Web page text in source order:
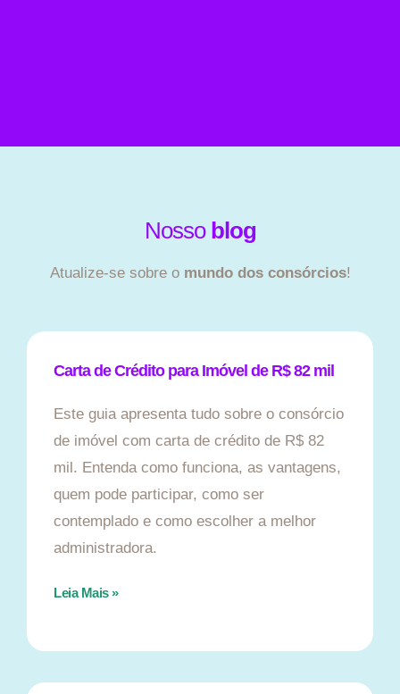
Nosso blog
Atualize-se sobre o mundo dos consórcios!
Carta de Crédito para Imóvel de R$ 82 mil
Este guia apresenta tudo sobre o consórcio
de imóvel com carta de crédito de R$ 82
mil. Entenda como funciona, as vantagens,
quem pode participar, como ser
contemplado e como escolher a melhor
administradora.
Leia Mais »